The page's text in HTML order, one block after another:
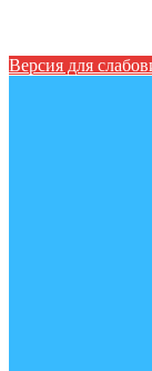
Версия для